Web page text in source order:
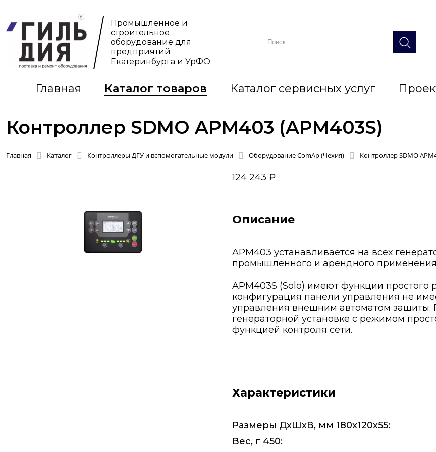
Промышленное и
строительное
оборудование для
предприятий
Екатеринбурга и УрФО
Главная Каталог товаров Каталог сервисных услуг
Контроллер SDMO APM403 (APM403S)
Главная Каталог Контроллеры ДГУ и вспомогательные модули Оборудование ComAp (Чехия) Контроллер SDMO
124 243 ₽
Описание
APM403 устанавливается на всех
промышленного и арендного
APM403S (Solo) имеют функции простого
конфигурация панели управления не
управления внешним автоматом защиты.
генераторной установке с режимом
функцией контроля сети.
Характеристики
Размеры ДxШxВ, мм 180x120x55:
Вес, г 450: